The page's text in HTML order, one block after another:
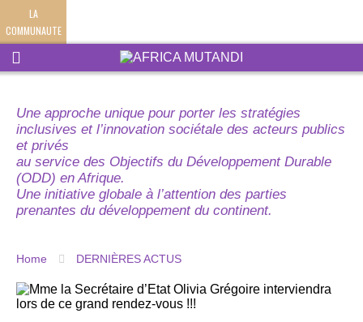
LA
COMMUNAUTE
Une approche unique pour porter les stratégies
inclusives et l’innovation sociétale des acteurs publics
et privés
au service des Objectifs du Développement Durable
(ODD) en Afrique.
Une initiative globale à l’attention des parties
prenantes du développement du continent.
Home DERNIÈRES ACTUS